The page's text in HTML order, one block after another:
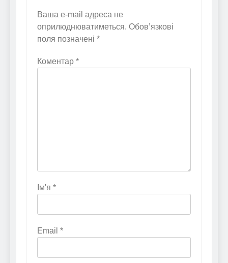
Ваша e-mail адреса не
оприлюднюватиметься. Обов’язкові
поля позначені *
Коментар *
Ім'я *
Email *